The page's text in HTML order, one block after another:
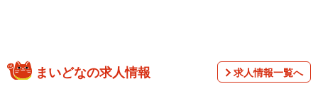
奈良市内の県立奈良公園付近で歩く際、近寄ってくる鹿に
まいどなの求人情報 求人情報一覧へ